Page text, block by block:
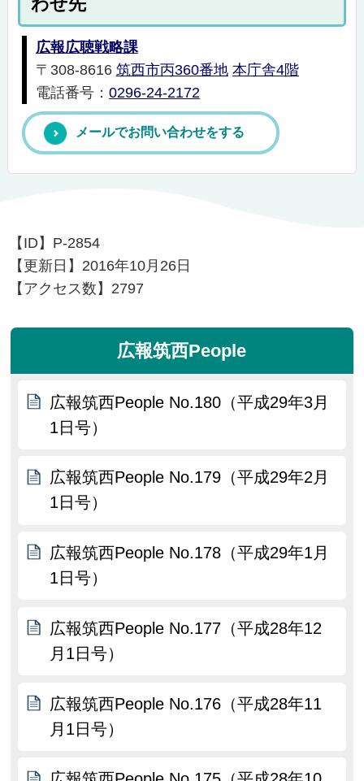
広報広聴戦略課
〒308-8616 筑西市丙360番地 本庁舎4階
電話番号： 0296-24-2172
メールでお問い合わせをする
【ID】 P-2854
【更新日】 2016年10月26日
【アクセス数】 2797
広報筑西People
広報筑西People No.180（平成29年3月
1日号）
広報筑西People No.179（平成29年2月
1日号）
広報筑西People No.178（平成29年1月
1日号）
広報筑西People No.177（平成28年12
月1日号）
広報筑西People No.176（平成28年11
月1日号）